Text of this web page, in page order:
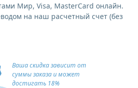
Мир, Visa, MasterCard онлайн.
на наш расчетный счет (без
Ваша скидка зависит от
суммы заказа и может
достигать 18%